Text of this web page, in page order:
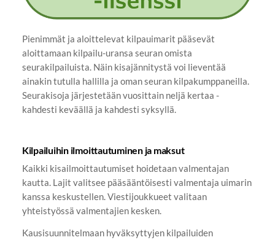
Pienimmät ja aloittelevat kilpauimarit pääsevät
aloittamaan kilpailu-uransa seuran omista
seurakilpailuista. Näin kisajännitystä voi lieventää
ainakin tutulla hallilla ja oman seuran kilpakumppaneilla.
Seurakisoja järjestetään vuosittain neljä kertaa -
kahdesti keväällä ja kahdesti syksyllä.
Kilpailuihin ilmoittautuminen ja maksut
Kaikki kisailmoittautumiset hoidetaan valmentajan
kautta. Lajit valitsee pääsääntöisesti valmentaja uimarin
kanssa keskustellen. Viestijoukkueet valitaan
yhteistyössä valmentajien kesken.
Kausisuunnitelmaan hyväksyttyjen kilpailuiden